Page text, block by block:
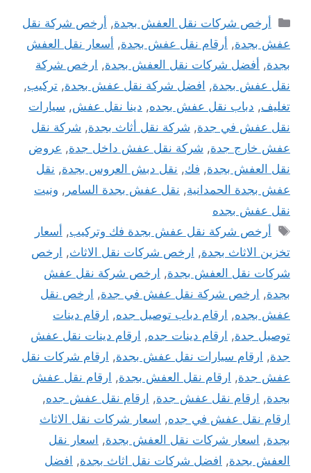
التصنيفات
أرخص شركات نقل العفش بجدة, أرخص شركة نقل
عفش بجدة, أرقام نقل عفش بجدة, أسعار نقل العفش
بجدة, أفضل شركات نقل العفش بجدة, ارخص شركة
نقل عفش بجدة, افضل شركة نقل عفش بجدة, تركيب,
تغليف, دباب نقل عفش بجده, دينا نقل عفش, سيارات
نقل عفش في جدة, شركة نقل أثاث بجدة, شركة نقل
عفش خارج جدة, شركة نقل عفش داخل جدة, عروض
نقل العفش بجدة, فك, نقل دبش العروس بجدة, نقل
عفش بجدة الحمدانية, نقل عفش بجدة السامر , ونيت
نقل عفش بجده
الوسوم
أرخص شركة نقل عفش بجدة فك وتركيب, أسعار
تخزين الاثاث بجدة, ارخص شركات نقل الاثاث, ارخص
شركات نقل العفش بجدة, ارخص شركة نقل عفش
بجدة, ارخص شركة نقل عفش في جدة, ارخص نقل
عفش بجده, ارقام دباب توصيل جده, ارقام دينات
توصيل جدة, ارقام دينات جده, ارقام دينات نقل عفش
جدة, ارقام سيارات نقل عفش بجدة, ارقام شركات نقل
عفش جدة, ارقام نقل العفش بجدة, ارقام نقل عفش
بجدة, ارقام نقل عفش جدة, ارقام نقل عفش جده,
ارقام نقل عفش في جده, اسعار شركات نقل الاثاث
بجدة, اسعار شركات نقل العفش بجدة, اسعار نقل
العفش بجدة, افضل شركات نقل اثاث بجدة, افضل